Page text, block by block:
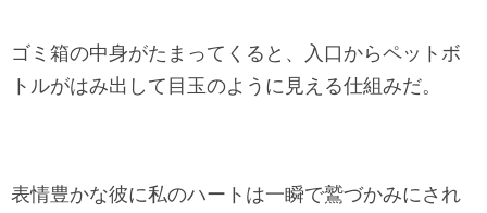
ゴミ箱の中身がたまってくると、入口からペットボ
トルがはみ出して目玉のように見える仕組みだ。
表情豊かな彼に私のハートは一瞬で鷲づかみにされ